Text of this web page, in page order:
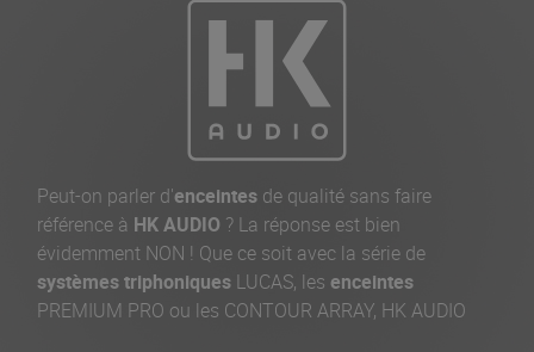
Peut-on parler d'enceintes de qualité sans faire
référence à HK AUDIO ? La réponse est bien
évidemment NON ! Que ce soit avec la série de
systèmes triphoniques LUCAS, les enceintes
PREMIUM PRO ou les CONTOUR ARRAY, HK AUDIO